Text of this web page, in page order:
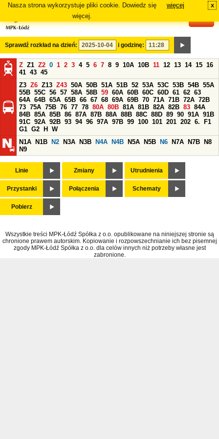
Nasza strona wykorzystuje pliki cookie. Dowiedz się
więcej.
więcej x
Sprawdź rozkład na dzień: i godzinę:
Z Z1 Z2 0 1 2 3 4 5 6 7 8 9 10A 10B 11 12 13 14 15 16
41 43 45
Z3 Z6 Z13 Z43 50A 50B 51A 51B 52 53A 53C 53B 54B 55A
55B 55C 56 57 58A 58B 59 60A 60B 60C 60D 61 62 63
64A 64B 65A 65B 66 67 68 69A 69B 70 71A 71B 72A 72B
73 75A 75B 76 77 78 80A 80B 81A 81B 82A 82B 83 84A
84B 85A 85B 86 87A 87B 88A 88B 88C 88D 89 90 91A 91B
91C 92A 92B 93 94 96 97A 97B 99 100 101 201 202 6.
F1
G1 G2 H
W
N1A
N1B N2 N3A N3B N4A N4B N5A N5B N6 N7A N7B
N8
N9
Linie Zmiany Utrudnienia
Przystanki Połączenia Schematy
Pobierz
Wszystkie treści MPK-Łódź Spółka z o.o. opublikowane na niniejszej stronie są
chronione prawem autorskim. Kopiowanie i rozpowszechnianie ich bez pisemnej
zgody MPK-Łódź Spółka z o.o. dla celów innych niż potrzeby własne jest
zabronione.